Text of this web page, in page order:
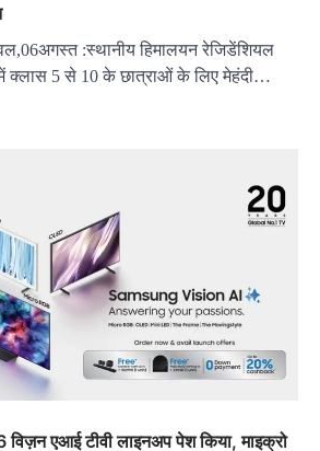
:स्थानीय हिमालयन रेजिडेंशियल
क्लास 5 से 10 के छात्राओं के लिए मेहंदी…
एआई टीवी लाइनअप पेश किया, माइक्रो